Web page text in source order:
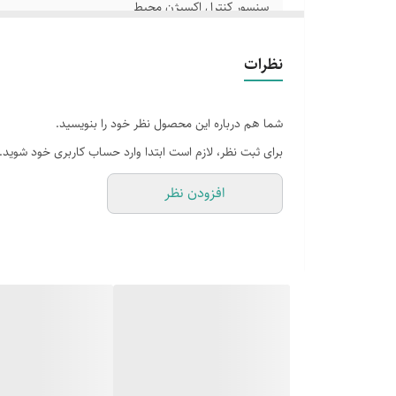
سنسور کنترل اکسیژن محیط
نظرات
شما هم درباره این محصول نظر خود را بنویسید.
برای ثبت نظر، لازم است ابتدا وارد حساب کاربری خود شوید.
افزودن نظر